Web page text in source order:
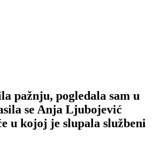
pažnju, pogledala sam u
se Anja Ljubojević
u kojoj je slupala službeni